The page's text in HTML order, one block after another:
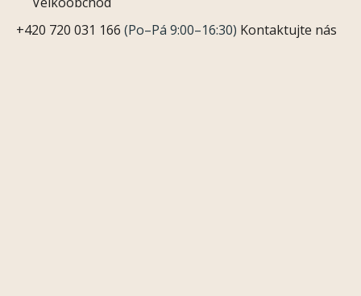
+420 720 031 166 (Po–Pá 9:00–16:30) Kontaktujte nás